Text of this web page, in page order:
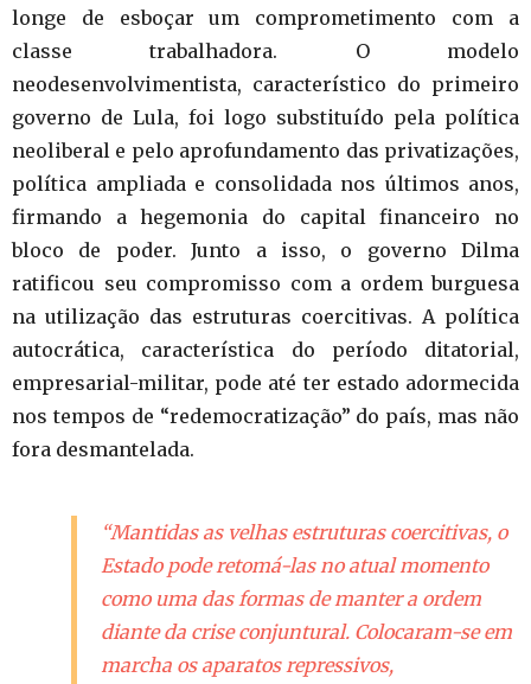
longe de esboçar um comprometimento com a
classe trabalhadora. O modelo
neodesenvolvimentista, característico do primeiro
governo de Lula, foi logo substituído pela política
neoliberal e pelo aprofundamento das privatizações,
política ampliada e consolidada nos últimos anos,
firmando a hegemonia do capital financeiro no
bloco de poder. Junto a isso, o governo Dilma
ratificou seu compromisso com a ordem burguesa
na utilização das estruturas coercitivas. A política
autocrática, característica do período ditatorial,
empresarial-militar, pode até ter estado adormecida
nos tempos de “redemocratização” do país, mas não
fora desmantelada.
“Mantidas as velhas estruturas coercitivas, o
Estado pode retomá-las no atual momento
como uma das formas de manter a ordem
diante da crise conjuntural. Colocaram-se em
marcha os aparatos repressivos,